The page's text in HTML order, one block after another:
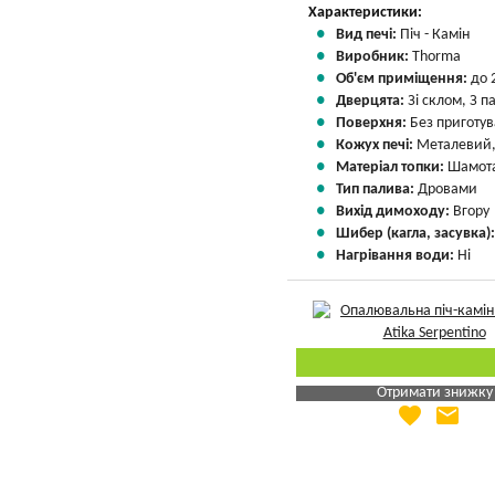
Характеристики:
Вид печі: Піч - Камін
Виробник: Thorma
Об'єм приміщення: до
Дверцята: Зі склом, З
Поверхня: Без
Кожух печі:
Матеріал топки:
Тип палива: Дровами
Вихід димоходу: Вгору
Шибер (кагла,
Нагрівання води: Ні
Отримати знижку
Яка Ваша ціна
favorite email